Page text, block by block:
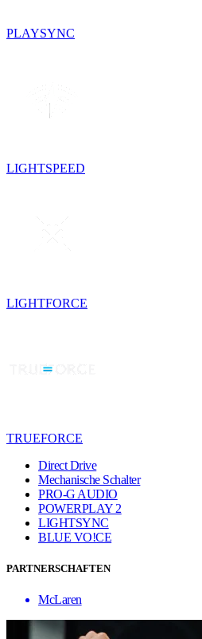
PLAYSYNC
LIGHTSPEED
LIGHTFORCE
TRUEFORCE
Direct Drive
Mechanische Schalter
PRO-G AUDIO
POWERPLAY 2
LIGHTSYNC
BLUE VO!CE
PARTNERSCHAFTEN
McLaren